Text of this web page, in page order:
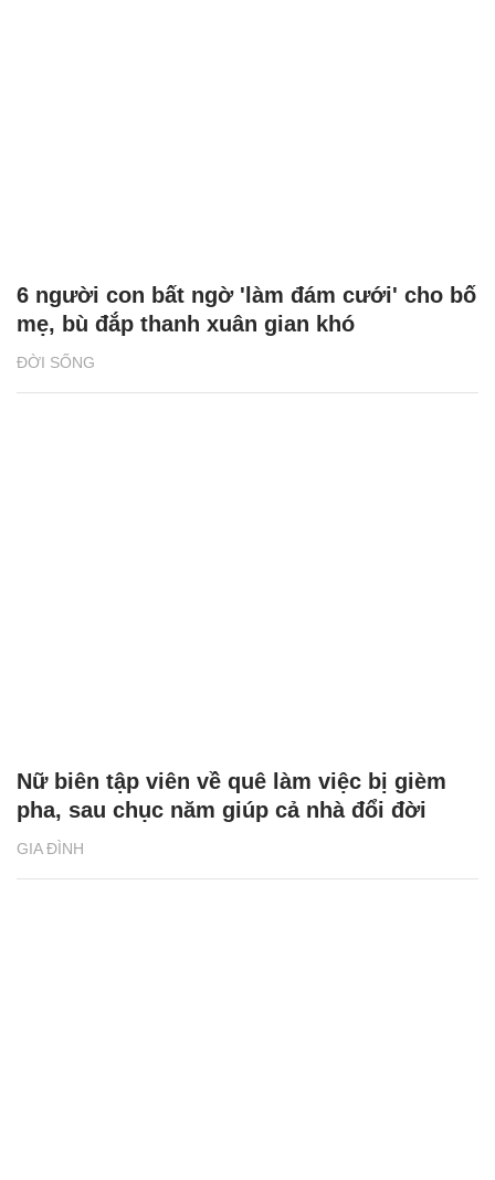
ĐỜI SỐNG
6 người con bất ngờ 'làm đám cưới' cho bố
mẹ, bù đắp thanh xuân gian khó
GIA ĐÌNH
Nữ biên tập viên về quê làm việc bị gièm
pha, sau chục năm giúp cả nhà đổi đời